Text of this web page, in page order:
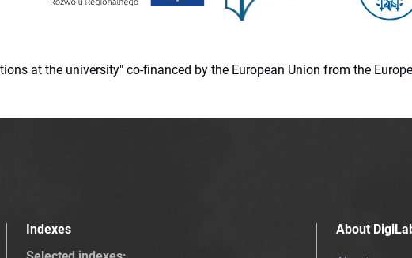
at the university" co-financed by the European Union from the
Indexes
About